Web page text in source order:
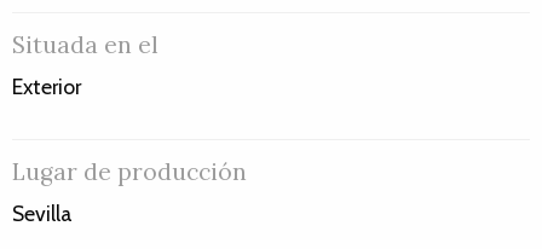
Situada en el
Exterior
Lugar de producción
Sevilla